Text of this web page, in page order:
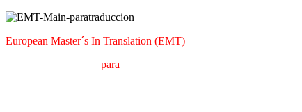
European Master´s In Translation (EMT)
para